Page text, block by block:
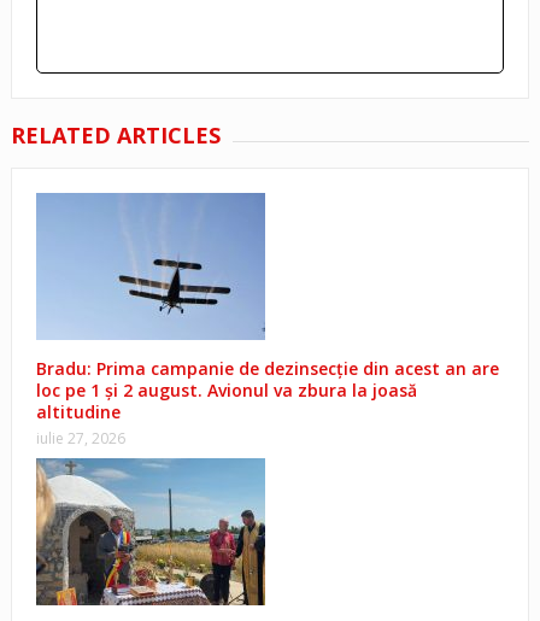
RELATED ARTICLES
Bradu: Prima campanie de dezinsecție din acest an are
loc pe 1 și 2 august. Avionul va zbura la joasă
altitudine
iulie 27, 2026